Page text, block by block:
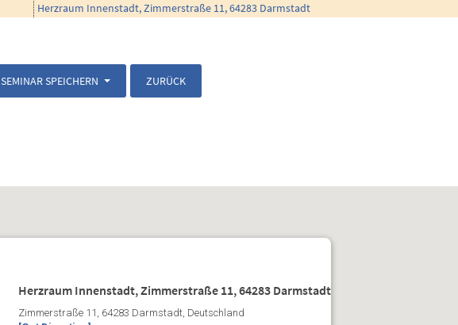
Herzraum Innenstadt, Zimmerstraße 11, 64283 Darmstadt
SEMINAR SPEICHERN ZURÜCK
Herzraum Innenstadt, Zimmerstraße 11, 64283 Darmstadt
Zimmerstraße 11, 64283 Darmstadt, Deutschland